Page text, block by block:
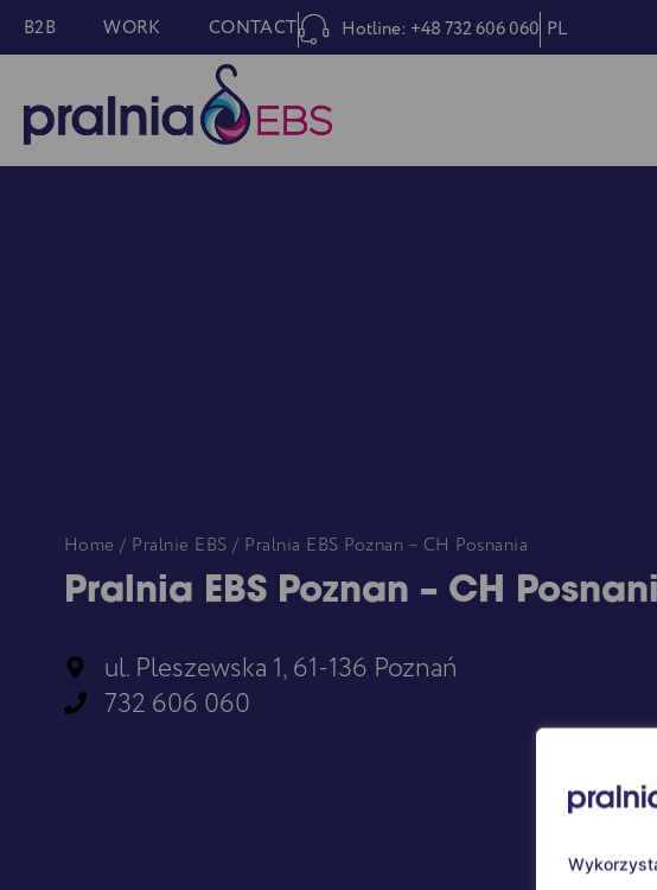
B2B WORK CONTACT Hotline: +48 732 606 060 PL
Home / Pralnie EBS / Pralnia EBS Poznan – CH Posnania
Pralnia EBS Poznan – CH
ul. Pleszewska 1, 61-136 Poznań
732 606 060